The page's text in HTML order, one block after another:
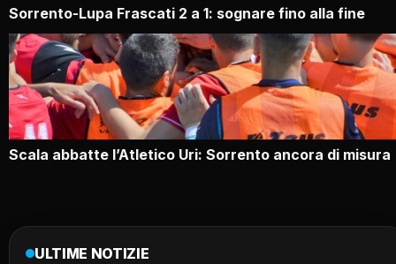
Sorrento-Lupa Frascati 2 a 1: sognare fino alla fine
Scala abbatte l’Atletico Uri: Sorrento ancora di misura
ULTIME NOTIZIE